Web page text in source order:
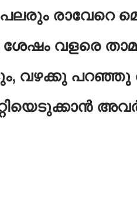
പലരും രാവേറെ
വളരെ
വഴക്കു പറഞ്ഞു